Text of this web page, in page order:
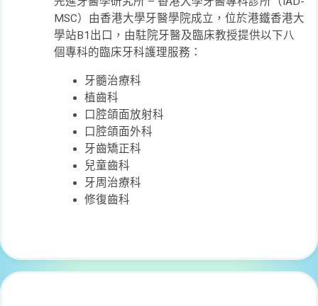
MSC）由香港大學牙醫學院成立，位於港鐵香港大
學站B1出口，由駐院牙醫及臨床教授提供以下八
個專科的臨床牙科護理服務：
牙髓治療科
植齒科
口腔頜面放射科
口腔頜面外科
牙齒矯正科
兒童齒科
牙周治療科
修復齒科